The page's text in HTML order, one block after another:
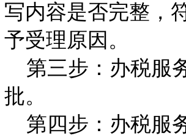
写内容是否完整，
予受理原因。
第三步：办税服
批。
第四步：办税服